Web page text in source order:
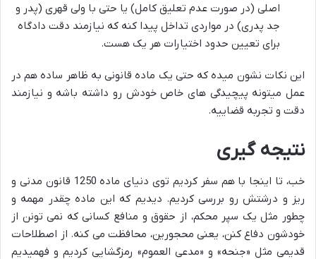
اصلی (در صورت عدم تعلیق کامل) یا حتی با ولی قهری (پدر و
جد پدری) در مواردی تداخل پیدا کنه که نیازمند دقت دادگاه
برای تعیین حدود اختیارات هر یک هست.
این نکات نشون میده که حتی یک ماده قانونی به ظاهر ساده هم در
عمل میتونه پیچیدگی های خاص خودش رو داشته باشه و نیازمند
دقت و تجربه قضاییه.
نتیجه گیری
خب، تا اینجا با هم سفر کردیم توی دنیای ماده 1250 قانون مدنی و
ریز و درشتش رو بررسی کردیم. دیدیم که این ماده چقدر مهمه و
چطور مثل یک سپر محکم، از حقوق و منافع کسانی که نمی تونن از
خودشون دفاع کنن، یعنی محجورین، محافظت می کنه. از اصطلاحات
قدیمی مثل «جنحه» و «مدعی العموم» رمزگشایی کردیم و فهمیدیم